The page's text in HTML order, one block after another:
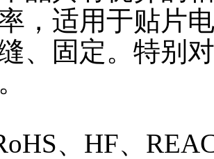
，适用于贴片
、固定。特别
、HF、